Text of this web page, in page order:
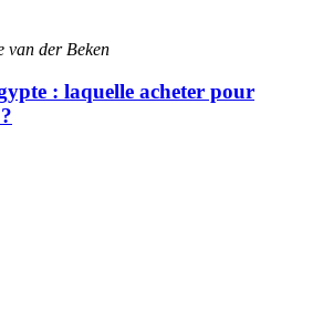
van der Beken
: laquelle acheter pour